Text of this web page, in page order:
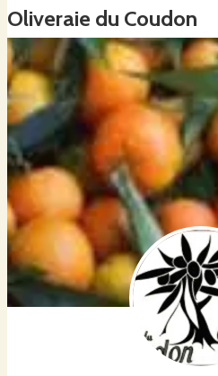
Oliveraie du Coudon